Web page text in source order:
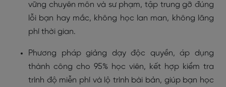
vững chuyên môn và sư phạm, tập trung gỡ đúng
lỗi bạn hay mắc, không học lan man, không lãng
phí thời gian.
Phương pháp giảng dạy độc quyền, áp dụng
thành công cho 95% học viên, kết hợp kiểm tra
trình độ miễn phí và lộ trình bài bản, giúp bạn học